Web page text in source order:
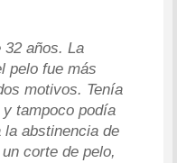
32 años. La
pelo fue más
motivos. Tenía
tampoco podía
la abstinencia de
corte de pelo,